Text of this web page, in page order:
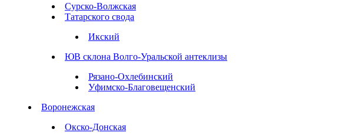
Сурско-Волжская
Татарского свода
Икский
ЮВ склона Волго-Уральской антеклизы
Рязано-Охлебинский
Уфимско-Благовещенский
Воронежская
Окско-Донская